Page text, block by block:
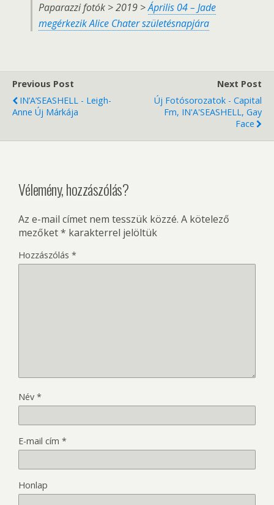
Paparazzi fotók > 2019 >Április 04 – Jade
megérkezik Alice Chater születésnapjára
Previous Post
IN’A’SEASHELL - Leigh-
Anne Új Márkája
Next Post
Új Fotósorozatok - Capital
Fm, IN'A'SEASHELL, Gay
Face
Vélemény, hozzászólás?
Az e-mail címet nem tesszük közzé. A kötelező
mezőket* karakterrel jelöltük
Hozzászólás *
Név *
E-mail cím *
Honlap